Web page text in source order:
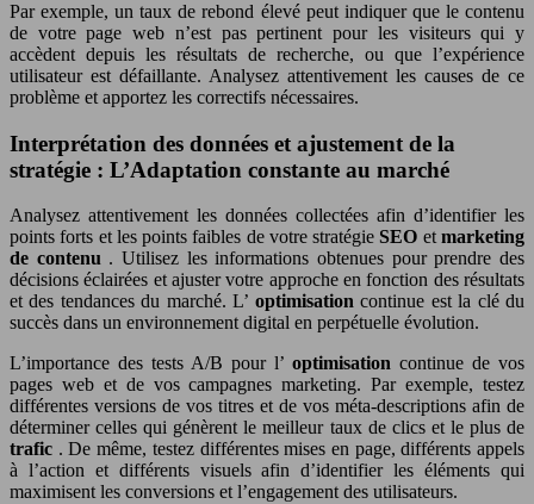
Par exemple, un taux de rebond élevé peut indiquer que le contenu
de votre page web n’est pas pertinent pour les visiteurs qui y
accèdent depuis les résultats de recherche, ou que l’expérience
utilisateur est défaillante. Analysez attentivement les causes de ce
problème et apportez les correctifs nécessaires.
Interprétation des données et ajustement de la
stratégie : L’Adaptation constante au marché
Analysez attentivement les données collectées afin d’identifier les
points forts et les points faibles de votre stratégieSEO etmarketing
de contenu . Utilisez les informations obtenues pour prendre des
décisions éclairées et ajuster votre approche en fonction des résultats
et des tendances du marché. L’ optimisationcontinue est la clé du
succès dans un environnement digital en perpétuelle évolution.
L’importance des tests A/B pour l’ optimisation continue de vos
pages web et de vos campagnes marketing. Par exemple, testez
différentes versions de vos titres et de vos méta-descriptions afin de
déterminer celles qui génèrent le meilleur taux de clics et le plus de
trafic . De même, testez différentes mises en page, différents appels
à l’action et différents visuels afin d’identifier les éléments qui
maximisent les conversions et l’engagement des utilisateurs.